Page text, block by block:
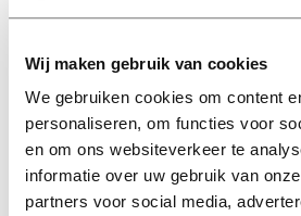
Wij maken gebruik van cookies
We gebruiken cookies om content
personaliseren, om functies voor
en om ons websiteverkeer te
informatie over uw gebruik van
partners voor social media,
Interview
Marion